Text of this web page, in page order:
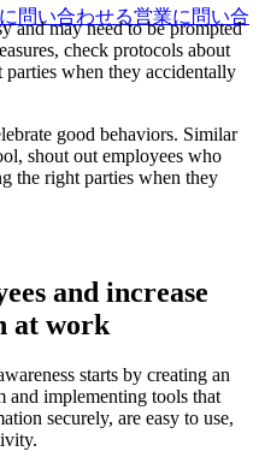
問い合わせる営業に問い合
and may need to be prompted
check protocols about
when they accidentally
good behaviors. Similar
shout out employees who
the right parties when they
and increase
at work
starts by creating an
and implementing tools that
securely, are easy to use,